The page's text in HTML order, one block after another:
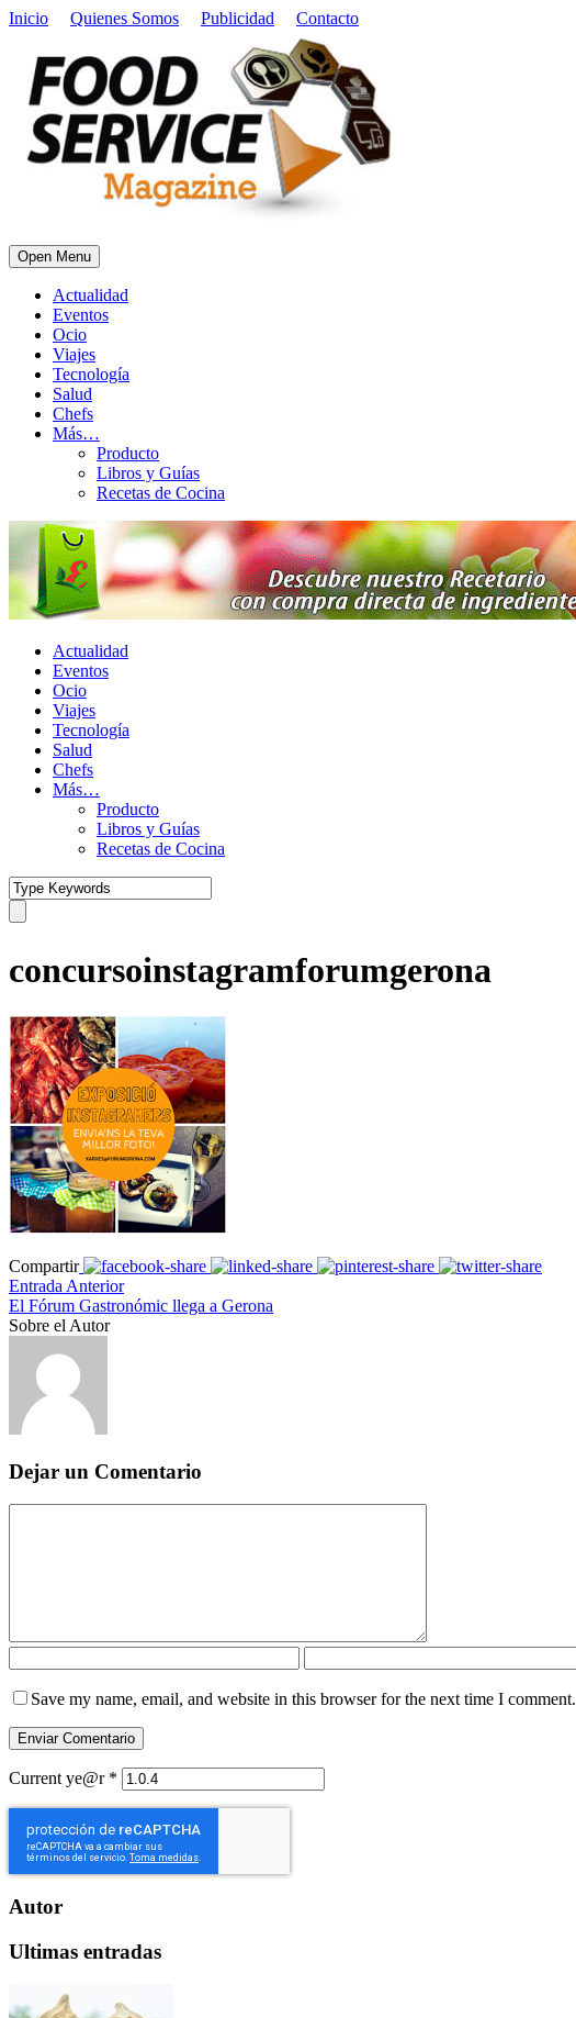
Inicio Quienes Somos Publicidad Contacto
Open Menu
Actualidad
Eventos
Ocio
Viajes
Tecnología
Salud
Chefs
Más…
Producto
Libros y Guías
Recetas de Cocina
Actualidad
Eventos
Ocio
Viajes
Tecnología
Salud
Chefs
Más…
Producto
Libros y Guías
Recetas de Cocina
concursoinstagramforumgerona
Compartir
Entrada Anterior
El Fórum Gastronómic llega a Gerona
Sobre el Autor
Dejar un Comentario
Save my name, email, and website in this browser for the next time I comment.
Current ye@r *
Autor
Ultimas entradas